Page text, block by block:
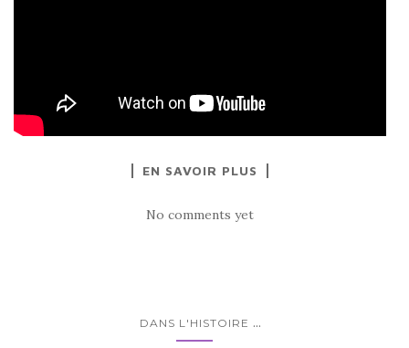
EN SAVOIR PLUS
No comments yet
DANS L'HISTOIRE ...